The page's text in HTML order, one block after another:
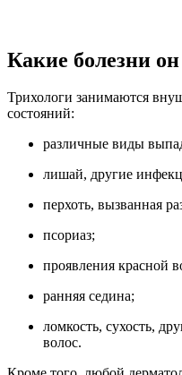
Какие болезни
Трихологи занимаются
состояний:
различные виды
лишай, другие
перхоть, вызванная
псориаз;
проявления красной
ранняя седина;
ломкость, сухость,
волос.